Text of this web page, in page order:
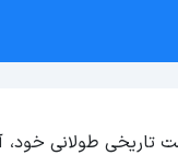
طولانی خود،